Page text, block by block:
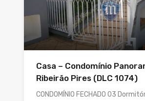
Casa – Condomínio
Ribeirão Pires (DLC 1074)
CONDOMÍNIO FECHADO 03